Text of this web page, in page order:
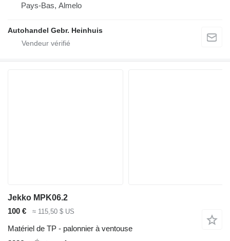
Pays-Bas, Almelo
Autohandel Gebr. Heinhuis
Jekko MPK06.2
100 €
≈ 115,50 $ US
Matériel de TP - palonnier à ventouse